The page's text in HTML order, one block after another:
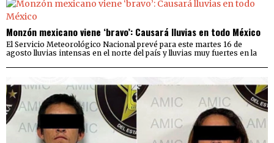
Monzón mexicano viene ‘bravo’: Causará lluvias en todo México
El Servicio Meteorológico Nacional prevé para este martes 16 de
agosto lluvias intensas en el norte del país y lluvias muy fuertes en la